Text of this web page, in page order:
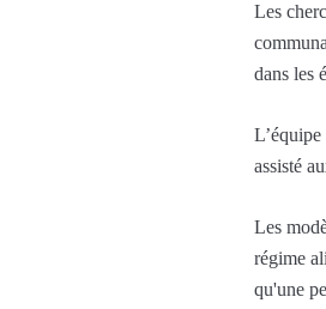
Les
dans les
assisté
Les
régime
qu'une